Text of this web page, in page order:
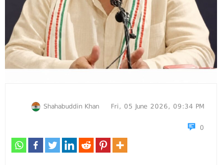
Shahabuddin Khan
Fri, 05 June 2026, 09:34 PM
0